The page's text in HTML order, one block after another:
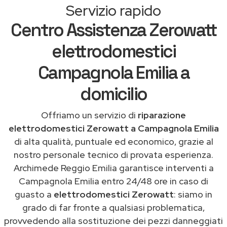
Servizio rapido
Centro Assistenza Zerowatt
elettrodomestici
Campagnola Emilia a
domicilio
Offriamo un servizio di riparazione
elettrodomestici Zerowatt a Campagnola Emilia
di alta qualità, puntuale ed economico, grazie al
nostro personale tecnico di provata esperienza.
Archimede Reggio Emilia garantisce interventi a
Campagnola Emilia entro 24/48 ore in caso di
guasto a elettrodomestici Zerowatt: siamo in
grado di far fronte a qualsiasi problematica,
provvedendo alla sostituzione dei pezzi danneggiati